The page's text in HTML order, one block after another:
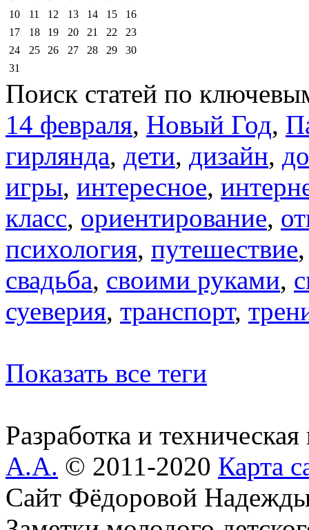
10
11 12 13 14 15
16
17
18 19 20 21 22
23
24
25 26 27 28 29
30
31
Поиск статей по
14 февраля, Новый Год,
гирлянда, дети, дизайн,
игры, интересное,
класс, ориентирование,
психология, путешествие
свадьба, своими руками,
суеверия, транспорт,
Показать все теги
Разработка и
А.А. © 2011-2020 Карта
Сайт Фёдоровой